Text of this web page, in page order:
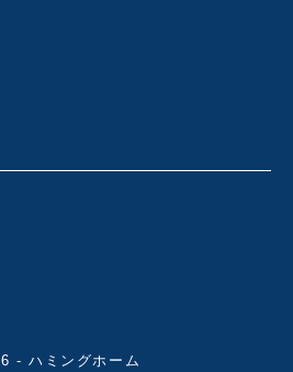
- ハミングホーム